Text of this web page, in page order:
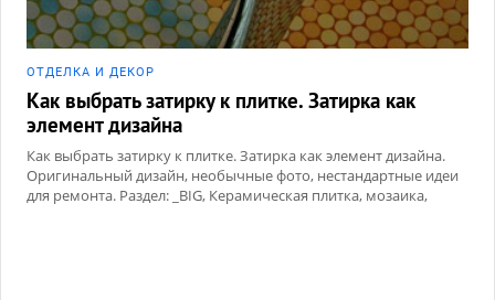
ОТДЕЛКА И ДЕКОР
Как выбрать затирку к плитке. Затирка как
элемент дизайна
Как выбрать затирку к плитке. Затирка как элемент дизайна.
Оригинальный дизайн, необычные фото, нестандартные идеи
для ремонта. Раздел: _BIG, Керамическая плитка, мозаика,